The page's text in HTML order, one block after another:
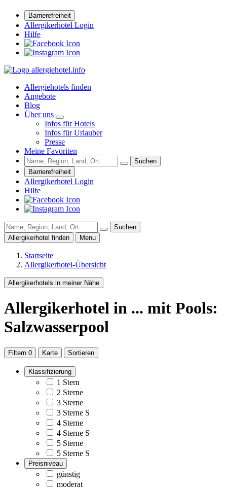
Barrierefreiheit
Allergikerhotel Login
Hilfe
Allergiehotels finden
Angebote
Blog
Über uns
Infos für Hotels
Infos für Urlauber
Presse
Meine Favoriten
Suchen
Barrierefreiheit
Allergikerhotel Login
Hilfe
Suchen
Allergikerhotel finden
Menu
Startseite
Allergikerhotel-Übersicht
Allergikerhotels in meiner Nähe
Allergikerhotel in ... mit Pools:
Salzwasserpool
Filtern 0 Karte Sortieren
Klassifizierung
1 Stern
2 Sterne
3 Sterne
3 Sterne S
4 Sterne
4 Sterne S
5 Sterne
5 Sterne S
Preisniveau
günstig
moderat